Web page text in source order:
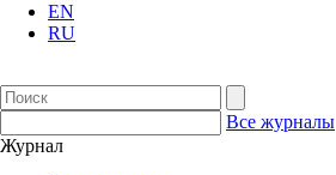
EN
RU
Все журналы
Журнал